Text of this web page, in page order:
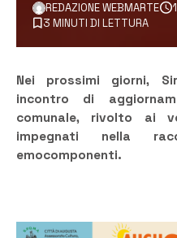
REDAZIONE WEBMARTE
3 MINUTI DI LETTURA
Nei prossimi giorni,
incontro di
comunale, rivolto ai
impegnati nella
emocomponenti.